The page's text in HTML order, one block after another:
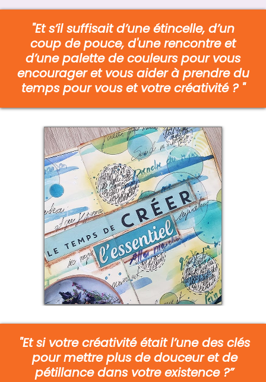
"Et s’il suffisait d’une étincelle, d’un
coup de pouce, d'une rencontre et
d’une palette de couleurs pour vous
encourager et vous aider à prendre du
temps pour vous et votre créativité ? "
"Et si votre créativité était l’une des clés
pour mettre plus de douceur et de
pétillance dans votre existence ?”